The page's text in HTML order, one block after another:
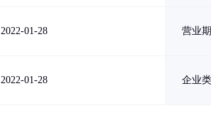
2022-01-28 营业
2022-01-28 企业